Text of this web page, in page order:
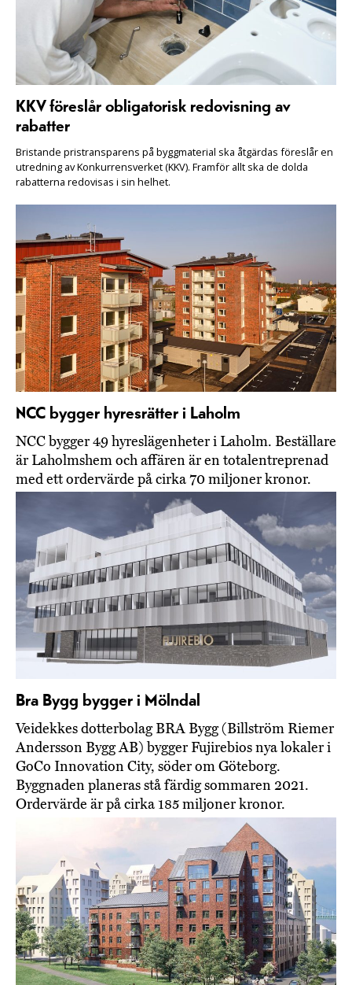
KKV föreslår obligatorisk redovisning av
rabatter
Bristande pristransparens på byggmaterial ska åtgärdas föreslår en
utredning av Konkurrensverket (KKV). Framför allt ska de dolda
rabatterna redovisas i sin helhet.
NCC bygger hyresrätter i Laholm
NCC bygger 49 hyreslägenheter i Laholm. Beställare
är Laholmshem och affären är en totalentreprenad
med ett ordervärde på cirka 70 miljoner kronor.
Bra Bygg bygger i Mölndal
Veidekkes dotterbolag BRA Bygg (Billström Riemer
Andersson Bygg AB) bygger Fujirebios nya lokaler i
GoCo Innovation City, söder om Göteborg.
Byggnaden planeras stå färdig sommaren 2021.
Ordervärde är på cirka 185 miljoner kronor.